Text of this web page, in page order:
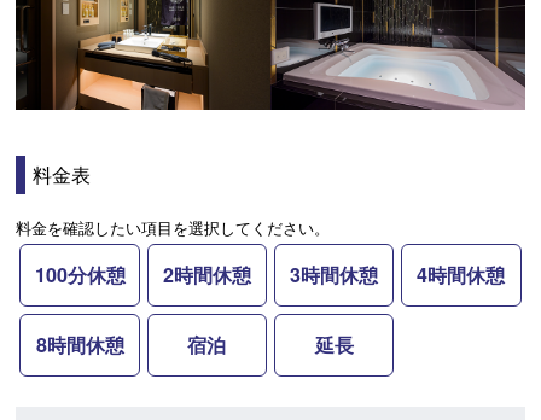
料金表
料金を確認したい項目を選択してください。
100分休憩 2時間休憩 3時間休憩 4時間休憩
8時間休憩 宿泊 延長